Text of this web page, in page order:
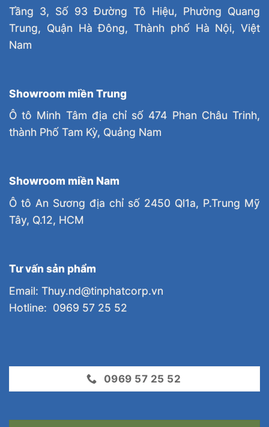
Tầng 3, Số 93 Đường Tô Hiệu, Phường Quang
Trung, Quận Hà Đông, Thành phố Hà Nội, Việt
Nam
Showroom miền Trung
Ô tô Minh Tâm địa chỉ số 474 Phan Châu Trinh,
thành Phố Tam Kỳ, Quảng Nam
Showroom miền Nam
Ô tô An Sương địa chỉ số 2450 Ql1a, P.Trung Mỹ
Tây, Q.12, HCM
Tư vấn sản phẩm
Email: Thuy.nd@tinphatcorp.vn
Hotline: 0969 57 25 52
0969 57 25 52